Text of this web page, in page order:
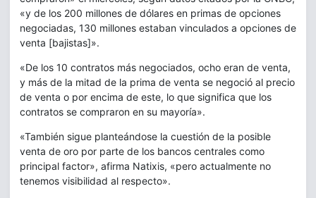
«y de los 200 millones de dólares en primas de opciones
negociadas, 130 millones estaban vinculados a opciones de
venta [bajistas]».
«De los 10 contratos más negociados, ocho eran de venta,
y más de la mitad de la prima de venta se negoció al precio
de venta o por encima de este, lo que significa que los
contratos se compraron en su mayoría».
«También sigue planteándose la cuestión de la posible
venta de oro por parte de los bancos centrales como
principal factor», afirma Natixis, «pero actualmente no
tenemos visibilidad al respecto».